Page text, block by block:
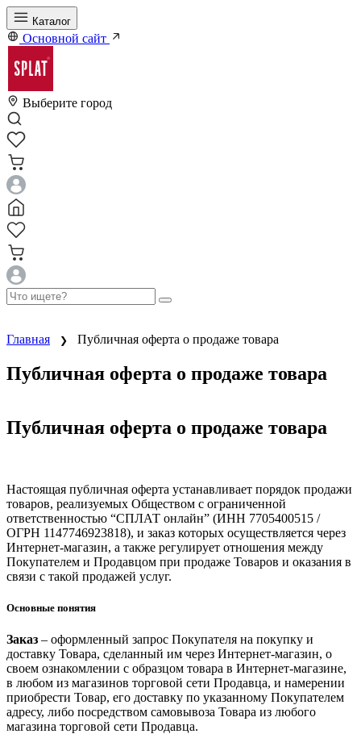
Каталог
Основной сайт
Выберите город
Главная ❯ Публичная оферта о продаже товара
Публичная оферта о продаже товара
Публичная оферта о продаже товара
Настоящая публичная оферта устанавливает порядок продажи
товаров, реализуемых Обществом с ограниченной
ответственностью “СПЛАТ онлайн” (ИНН 7705400515 /
ОГРН 1147746923818), и заказ которых осуществляется через
Интернет-магазин, а также регулирует отношения между
Покупателем и Продавцом при продаже Товаров и оказания в
связи с такой продажей услуг.
Основные понятия
Заказ – оформленный запрос Покупателя на покупку и
доставку Товара, сделанный им через Интернет-магазин, о
своем ознакомлении с образцом товара в Интернет-магазине,
в любом из магазинов торговой сети Продавца, и намерении
приобрести Товар, его доставку по указанному Покупателем
адресу, либо посредством самовывоза Товара из любого
магазина торговой сети Продавца.